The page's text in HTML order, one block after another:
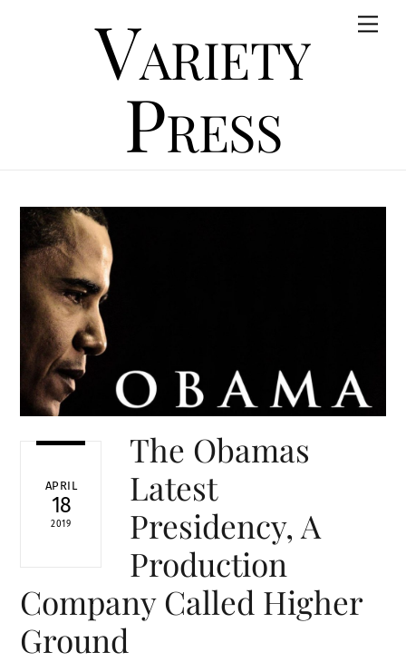
Variety
Press
APRIL
18
2019
The Obamas
Latest
Presidency, A
Production
Company Called Higher
Ground